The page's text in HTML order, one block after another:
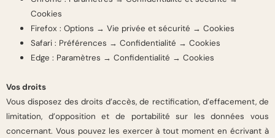
Cookies
Firefox : Options → Vie privée et sécurité → Cookies
Safari : Préférences → Confidentialité → Cookies
Edge : Paramètres → Confidentialité → Cookies
Vos droits
Vous disposez des droits d’accès, de rectification, d’effacement, de
limitation, d’opposition et de portabilité sur les données vous
concernant. Vous pouvez les exercer à tout moment en écrivant à